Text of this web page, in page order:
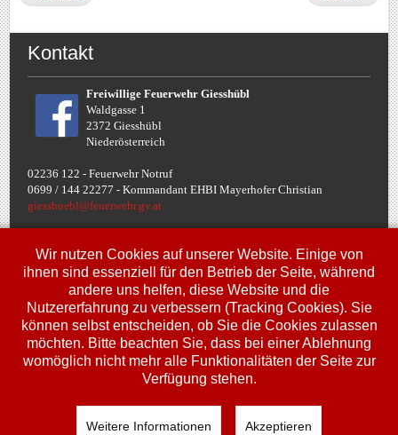
Kontakt
Freiwillige Feuerwehr Giesshübl
Waldgasse 1
2372 Giesshübl
Niederösterreich
02236 122 - Feuerwehr Notruf
0699 / 144 22277 - Kommandant EHBI Mayerhofer Christian
giesshuebl@feuerwehr.gv.at
Termine
Fr, 10. Jul.
00:00 Uhr
Jugendbewerbe FJLA
Sa, 11. Jul.
00:00 Uhr
Jugendbewerbe FJLA
Uhr
Jugendbewerbe FJLA
Wir nutzen Cookies auf unserer Website. Einige von
ihnen sind essenziell für den Betrieb der Seite, während
andere uns helfen, diese Website und die
Nutzererfahrung zu verbessern (Tracking Cookies). Sie
können selbst entscheiden, ob Sie die Cookies zulassen
möchten. Bitte beachten Sie, dass bei einer Ablehnung
womöglich nicht mehr alle Funktionalitäten der Seite zur
Verfügung stehen.
Weitere Informationen Akzeptieren